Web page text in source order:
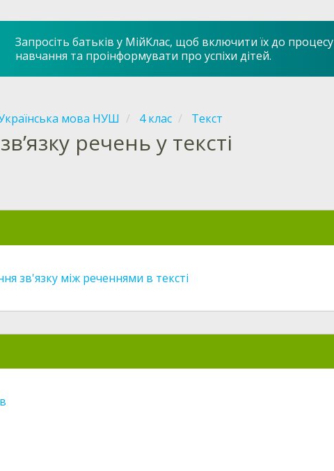
Запросіть батьків у МійКлас, щоб включити їх до процесу
навчання та проінформувати про успіхи дітей.
мова НУШ 4 клас Текст
речень у тексті
зв'язку між реченнями в тексті